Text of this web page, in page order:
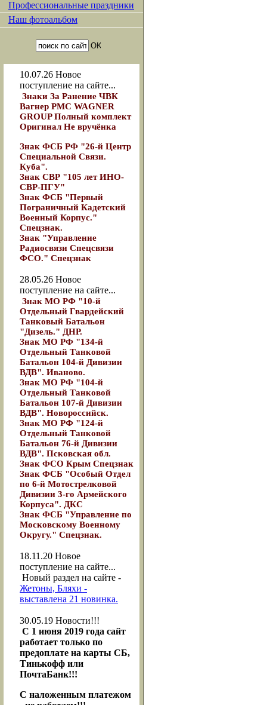
Профессиональные праздники
Наш фотоальбом
10.07.26 Новое
поступление на сайте...
Знаки За Ранение ЧВК
Вагнер РМС WAGNER
GROUP Полный комплект
Оригинал Не вручёнка
Знак ФСБ РФ "26-й Центр
Специальной Связи.
Куба".
Знак СВР "105 лет ИНО-
СВР-ПГУ"
Знак ФСБ "Первый
Пограничный Кадетский
Военный Корпус."
Спецзнак.
Знак "Управление
Радиосвязи Спецсвязи
ФСО." Спецзнак
28.05.26 Новое
поступление на сайте...
Знак МО РФ "10-й
Отдельный Гвардейский
Танковый Батальон
"Дизель." ДНР.
Знак МО РФ "134-й
Отдельный Танковой
Батальон 104-й Дивизии
ВДВ". Иваново.
Знак МО РФ "104-й
Отдельный Танковой
Батальон 107-й Дивизии
ВДВ". Новороссийск.
Знак МО РФ "124-й
Отдельный Танковой
Батальон 76-й Дивизии
ВДВ". Псковская обл.
Знак ФСО Крым Спецзнак
Знак ФСБ "Особый Отдел
по 6-й Мотострелковой
Дивизии 3-го Армейского
Корпуса". ДКС
Знак ФСБ "Управление по
Московскому Военному
Округу." Спецзнак.
18.11.20 Новое
поступление на сайте...
Новый раздел на сайте -
Жетоны, Бляхи -
выставлена 21 новинка.
30.05.19 Новости!!!
С 1 июня 2019 года сайт
работает только по
предоплате на карты СБ,
Тинькофф или
ПочтаБанк!!!
С наложенным платежом